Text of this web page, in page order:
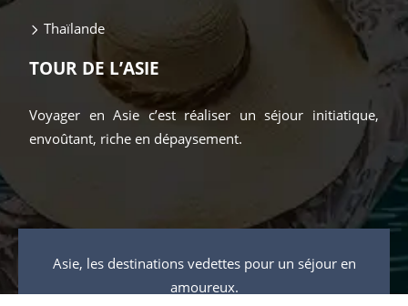
Thaïlande
TOUR DE L’ASIE
Voyager en Asie c’est réaliser un séjour initiatique,
envoûtant, riche en dépaysement.
Asie, les destinations vedettes pour un séjour en
amoureux.